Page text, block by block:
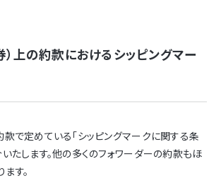
上の約款におけるシッピングマー
で定めている「シッピングマークに関する条
いたします。他の多くのフォワーダーの約款もほ
す。